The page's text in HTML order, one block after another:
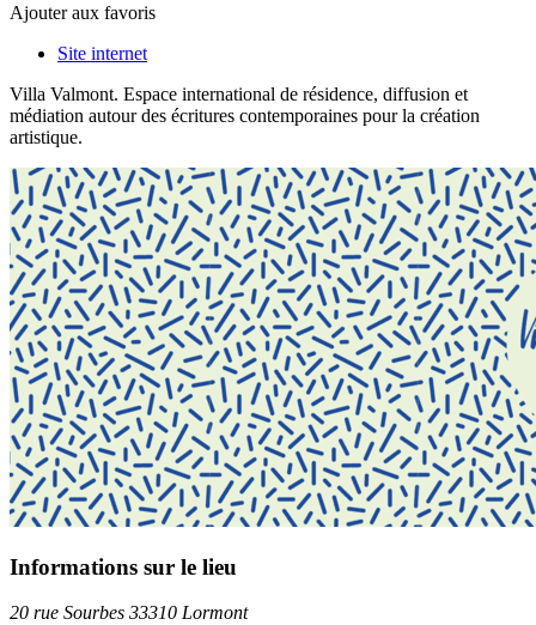
Ajouter aux favoris
Site internet
Villa Valmont. Espace international de résidence, diffusion et
médiation autour des écritures contemporaines pour la création
artistique.
Informations sur le lieu
20 rue Sourbes 33310 Lormont